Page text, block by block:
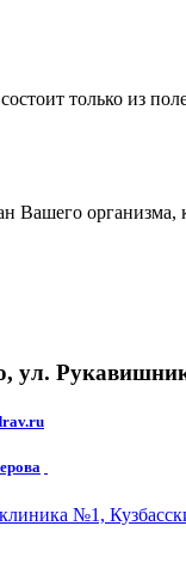
только из
Вашего организма,
ул.
№1,